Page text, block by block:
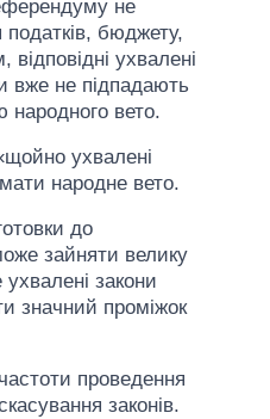
не
бюджету,
відповідні ухвалені
вже не підпадають
народного вето.
ухвалені
народне вето.
до
зайняти велику
ухвалені закони
значний проміжок
проведення
законів.